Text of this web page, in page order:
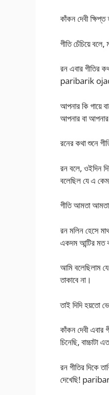
কাঁকন দেবী
গীতি চেঁচিয়ে
রন এবার গীতির
paribarik
আপনার কি গায়ে
আপনার বা আপনার
রনের কথা শুনে
রন বলে, ওইদিন
বলেছিল যে এ
গীতি আমতা
রন মলিন হেসে
একদম আন্টির মত
আমি বলেছিলাম
তাকাবে না।
তাই দিদি হয়তো
কাঁকন দেবী এবার
চিনেছি,
রন গীতির দিকে
দেখেছি!